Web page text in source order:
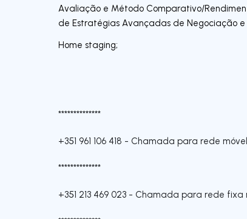
Avaliação e Método Comparativo/
de Estratégias Avançadas de Negociação e
Home staging;
**************
+351 961 106 418 - Chamada para rede
**************
+351 213 469 023 - Chamada para rede fixa